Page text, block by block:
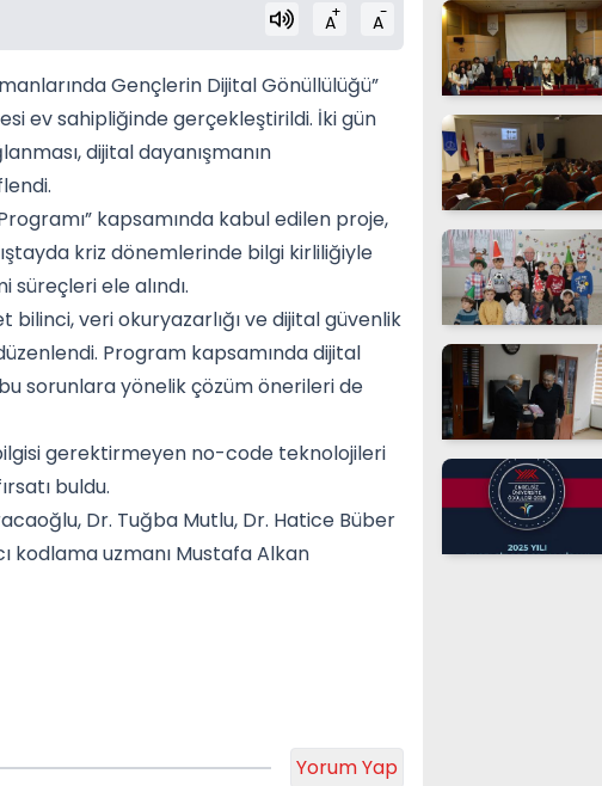
A+ A-
Gençlerin Dijital Gönüllülüğü”
ev sahipliğinde gerçekleştirildi. İki gün
dijital dayanışmanın
kapsamında kabul edilen proje,
kriz dönemlerinde bilgi kirliliğiyle
ele alındı.
veri okuryazarlığı ve dijital güvenlik
Program kapsamında dijital
sorunlara yönelik çözüm önerileri de
gerektirmeyen no-code teknolojileri
buldu.
Dr. Tuğba Mutlu, Dr. Hatice Büber
kodlama uzmanı Mustafa Alkan
Yorum Yap